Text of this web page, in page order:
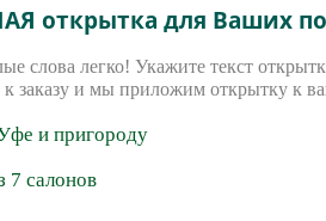
открытка для Ваших
слова легко! Укажите текст
заказу и мы приложим открытку к
и пригороду
7 салонов